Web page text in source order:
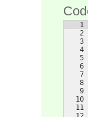
1
2
3
4
5
6
7
8
9
10
11